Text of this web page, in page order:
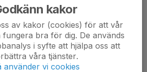
kakor
av kakor (cookies) för att vår
fungera bra för dig. De används
i syfte att hjälpa oss att
våra tjänster.
använder vi cookies